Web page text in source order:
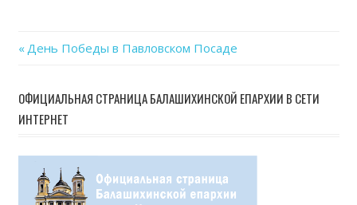
по
записям
Previous
День Победы в Павловском Посаде
ОФИЦИАЛЬНАЯ СТРАНИЦА БАЛАШИХИНСКОЙ ЕПАРХИИ В СЕТИ
ИНТЕРНЕТ